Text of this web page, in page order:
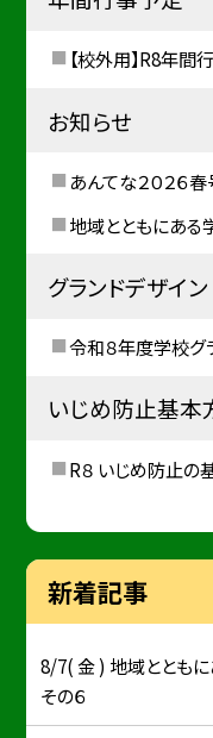
【校外用】R8年間
お知らせ
あんてな２０２６
地域とともにある
グランドデザイン
令和８年度学校グ
いじめ防止基本
R８ いじめ防止の
新着記事
8/7( 金 ) 地域とともに
その６